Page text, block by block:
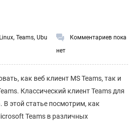
Linux,Teams,Ubu
Комментариев пока
нет
как веб клиент MS Teams, так и
Классический клиент Teams для
В этой статье посмотрим, как
Teams в различных